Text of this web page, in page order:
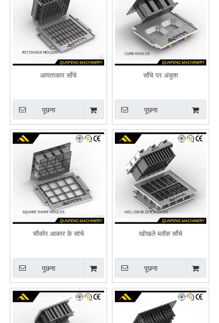
आयताकार साँचे
पूछना
साँचे पर अंकुश
पूछना
चौकोर आकार के सांचे
पूछना
खोखले ब्लॉक साँचे
पूछना